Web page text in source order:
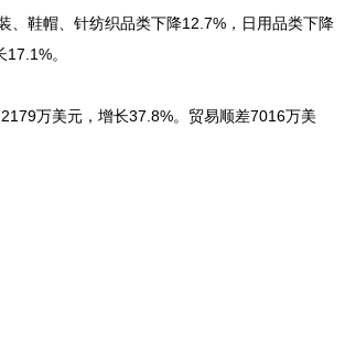
、鞋帽、针纺织品类下降12.7%，日用品类下降
。
万美元，增长37.8%。贸易顺差7016万美